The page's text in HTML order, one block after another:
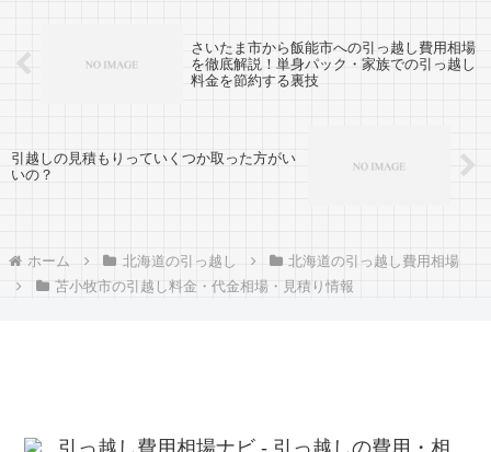
さいたま市から飯能市への引っ越し費用相場
を徹底解説！単身パック・家族での引っ越し
料金を節約する裏技
引越しの見積もりっていくつか取った方がい
いの？
ホーム 北海道の引っ越し
北海道の引っ越し費用相場
苫小牧市の引越し料金・代金相場・見積り情報